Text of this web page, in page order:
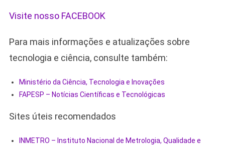
Visite nosso FACEBOOK
Para mais informações e atualizações sobre
tecnologia e ciência, consulte também:
Ministério da Ciência, Tecnologia e Inovações
FAPESP – Notícias Científicas e Tecnológicas
Sites úteis recomendados
INMETRO – Instituto Nacional de Metrologia, Qualidade e